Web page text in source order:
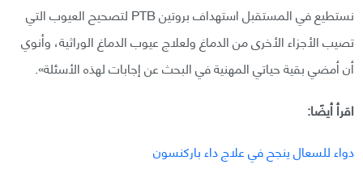
نستطيع في المستقبل استهداف بروتين PTB لتصحيح العيوب التي
تصيب الأجزاء الأخرى من الدماغ ولعلاج عيوب الدماغ الوراثية، وأنوي
أن أمضي بقية حياتي المهنية في البحث عن إجابات لهذه الأسئلة».
اقرأ أيضًا:
دواء للسعال ينجح في علاج داء باركنسون